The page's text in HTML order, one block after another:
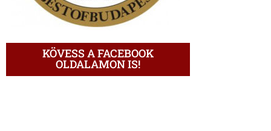
KÖVESS A FACEBOOK
OLDALAMON IS!